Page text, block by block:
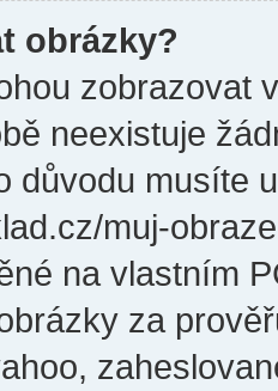
obrázky?
zobrazovat
neexistuje
důvodu musíte
muj-
na vlastním
za